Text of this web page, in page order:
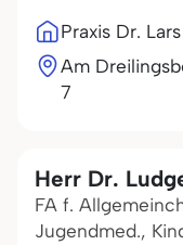
Praxis Dr.
Am
7
Herr Dr.
FA f.
Jugendmed.,